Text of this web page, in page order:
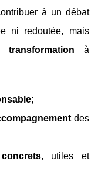
à un débat
ni redoutée, mais
à
;
des
, utiles et